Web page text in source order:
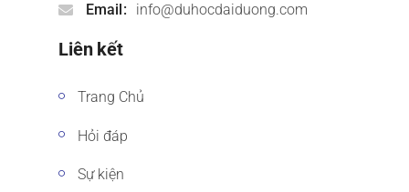
Email info@duhocdaiduong.com
Liên kết
Trang Chủ
Hỏi đáp
Sự kiện